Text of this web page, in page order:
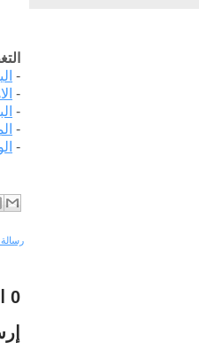
-
-
-
-
-
0 التعليقات: